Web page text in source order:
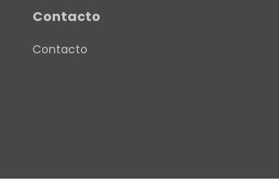
Contacto
Contacto